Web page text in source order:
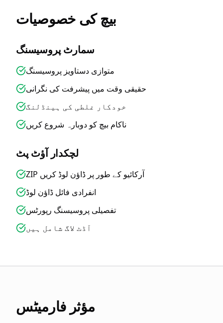
بیچ کی خصوصیات
سمارٹ پروسیسنگ
متوازی دستاویز پروسیسنگ
حقیقی وقت میں پیشرفت کی نگرانی
خودکار غلطی کی ہینڈلنگ
ناکام بیچ کو دوبارہ شروع کریں
لچکدار آؤٹ پٹ
ZIP آرکائیو کے طور پر ڈاؤن لوڈ کریں
انفرادی فائل ڈاؤن لوڈ
تفصیلی پروسیسنگ رپورٹس
آڈٹ لاگ شامل ہیں
مؤثر فارمیٹس